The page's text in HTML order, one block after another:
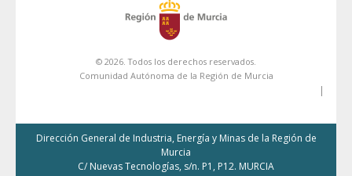
© 2026. Todos los derechos reservados.
Comunidad Autónoma de la Región de Murcia
|
Dirección General de Industria, Energía y Minas de la Región de
Murcia
C/ Nuevas Tecnologías, s/n. P1, P12. MURCIA